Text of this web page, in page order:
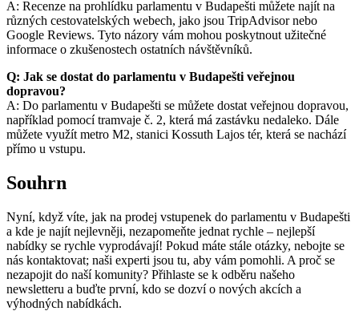
A: Recenze na prohlídku parlamentu v Budapešti můžete najít na
různých cestovatelských webech, jako jsou TripAdvisor nebo
Google Reviews. Tyto názory vám mohou poskytnout užitečné
informace o zkušenostech ostatních návštěvníků.
Q: Jak se dostat do parlamentu v Budapešti veřejnou
dopravou?
A: Do parlamentu v Budapešti se můžete dostat veřejnou dopravou,
například pomocí tramvaje č. 2, která má zastávku nedaleko. Dále
můžete využít metro M2, stanici Kossuth Lajos tér, která se nachází
přímo u vstupu.
Souhrn
Nyní, když víte, jak na prodej vstupenek do parlamentu v Budapešti
a kde je najít nejlevněji, nezapomeňte jednat rychle – nejlepší
nabídky se rychle vyprodávají! Pokud máte stále otázky, nebojte se
nás kontaktovat; naši experti jsou tu, aby vám pomohli. A proč se
nezapojit do naší komunity? Přihlaste se k odběru našeho
newsletteru a buďte první, kdo se dozví o nových akcích a
výhodných nabídkách.